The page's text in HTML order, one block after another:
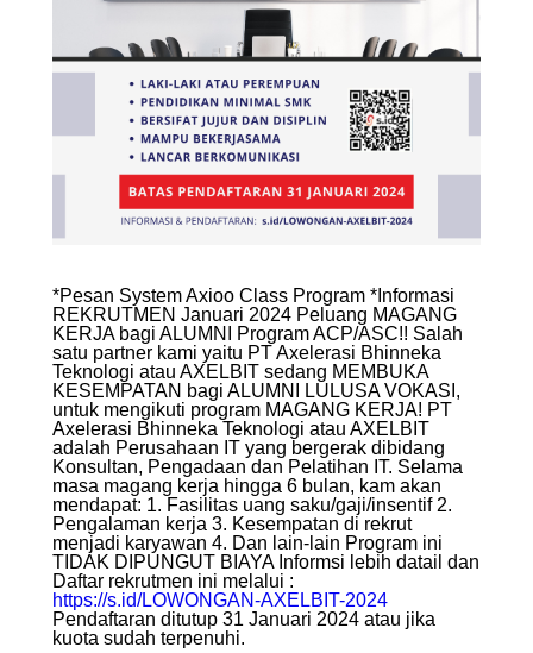
*Pesan System Axioo Class Program *Informasi
REKRUTMEN Januari 2024 Peluang MAGANG
KERJA bagi ALUMNI Program ACP/ASC!! Salah
satu partner kami yaitu PT Axelerasi Bhinneka
Teknologi atau AXELBIT sedang MEMBUKA
KESEMPATAN bagi ALUMNI LULUSA VOKASI,
untuk mengikuti program MAGANG KERJA! PT
Axelerasi Bhinneka Teknologi atau AXELBIT
adalah Perusahaan IT yang bergerak dibidang
Konsultan, Pengadaan dan Pelatihan IT. Selama
masa magang kerja hingga 6 bulan, kam akan
mendapat: 1. Fasilitas uang saku/gaji/insentif 2.
Pengalaman kerja 3. Kesempatan di rekrut
menjadi karyawan 4. Dan lain-lain Program ini
TIDAK DIPUNGUT BIAYA Informsi lebih datail dan
Daftar rekrutmen ini melalui :
https://s.id/LOWONGAN-AXELBIT-2024
Pendaftaran ditutup 31 Januari 2024 atau jika
kuota sudah terpenuhi.